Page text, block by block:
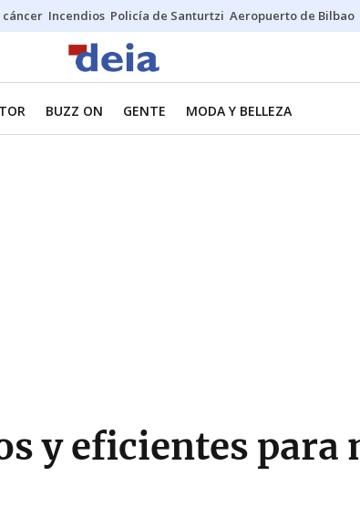
cáncer Incendios Policía de Santurtzi Aeropuerto de Bilbao
BUZZ ON GENTE MODA Y BELLEZA
y eficientes para